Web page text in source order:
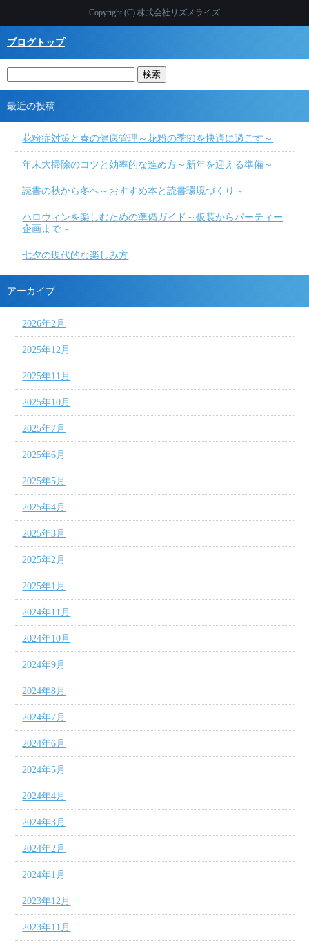
Copyright (C) 株式会社リズメライズ
ブログトップ
最近の投稿
花粉症対策と春の健康管理～花粉の季節を快適に過ごす～
年末大掃除のコツと効率的な進め方～新年を迎える準備～
読書の秋から冬へ～おすすめ本と読書環境づくり～
ハロウィンを楽しむための準備ガイド～仮装からパーティー
企画まで～
七夕の現代的な楽しみ方
アーカイブ
2026年2月
2025年12月
2025年11月
2025年10月
2025年7月
2025年6月
2025年5月
2025年4月
2025年3月
2025年2月
2025年1月
2024年11月
2024年10月
2024年9月
2024年8月
2024年7月
2024年6月
2024年5月
2024年4月
2024年3月
2024年2月
2024年1月
2023年12月
2023年11月